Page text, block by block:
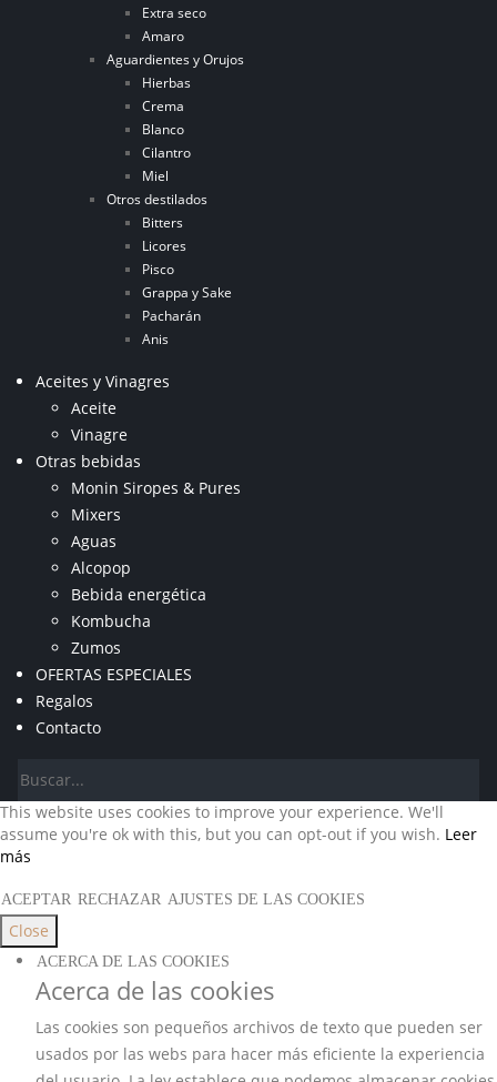
Extra seco
Amaro
Aguardientes y Orujos
Hierbas
Crema
Blanco
Cilantro
Miel
Otros destilados
Bitters
Licores
Pisco
Grappa y Sake
Pacharán
Anis
Aceites y Vinagres
Aceite
Vinagre
Otras bebidas
Monin Siropes & Pures
Mixers
Aguas
Alcopop
Bebida energética
Kombucha
Zumos
OFERTAS ESPECIALES
Regalos
Contacto
This website uses cookies to improve your experience. We'll
assume you're ok with this, but you can opt-out if you wish. Leer
más
ACEPTAR RECHAZAR AJUSTES DE LAS COOKIES
Close
ACERCA DE LAS COOKIES
Acerca de las cookies
Las cookies son pequeños archivos de texto que pueden ser
usados por las webs para hacer más eficiente la experiencia